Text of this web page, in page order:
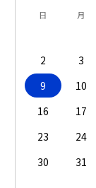
日 月
2
3
9
10
16
17
23
24
30
31